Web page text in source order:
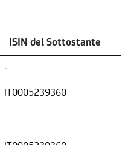
ISIN del Sottostante
-
IT0005239360